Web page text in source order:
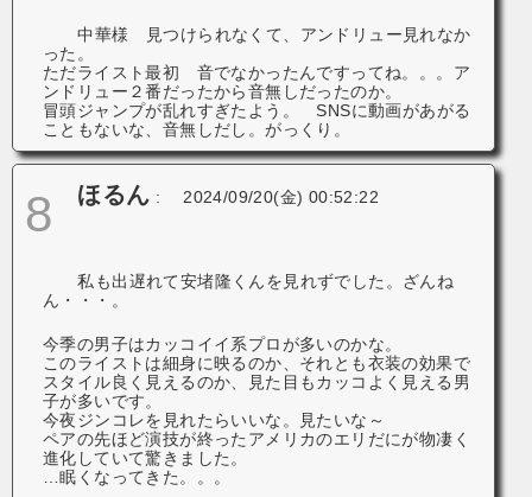
中華様 見つけられなくて、アンドリュー見れなか
った。
ただライスト最初 音でなかったんですってね。。。ア
ンドリュー２番だったから音無しだったのか。
冒頭ジャンプが乱れすぎたよう。 SNSに動画があがる
こともないな、音無しだし。がっくり。
8 ほるん : 2024/09/20(金) 00:52:22
私も出遅れて安堵隆くんを見れずでした。ざんね
ん・・・。
今季の男子はカッコイイ系プロが多いのかな。
このライストは細身に映るのか、それとも衣装の効果で
スタイル良く見えるのか、見た目もカッコよく見える男
子が多いです。
今夜ジンコレを見れたらいいな。見たいな～
ペアの先ほど演技が終ったアメリカのエリだにが物凄く
進化していて驚きました。
…眠くなってきた。。。